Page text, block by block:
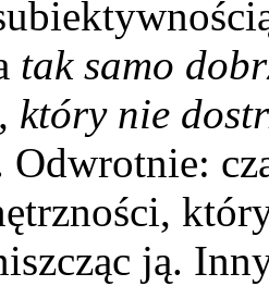
tak samo
który nie
Odwrotnie:
ją.